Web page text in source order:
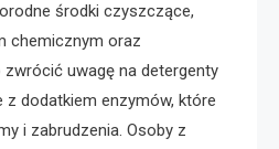
środki czyszczące,
chemicznym oraz
uwagę na detergenty
dodatkiem enzymów, które
i zabrudzenia. Osoby z